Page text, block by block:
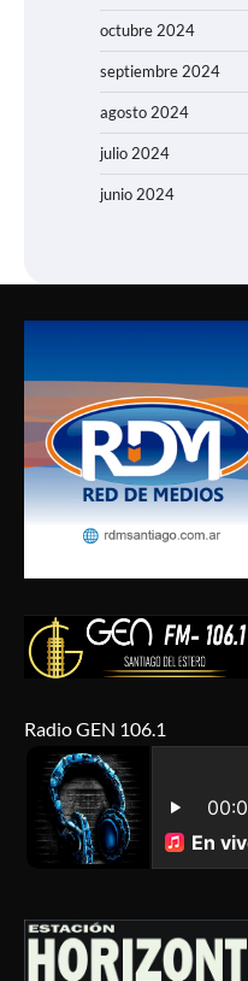
octubre 2024
septiembre 2024
agosto 2024
julio 2024
junio 2024
Radio GEN 106.1